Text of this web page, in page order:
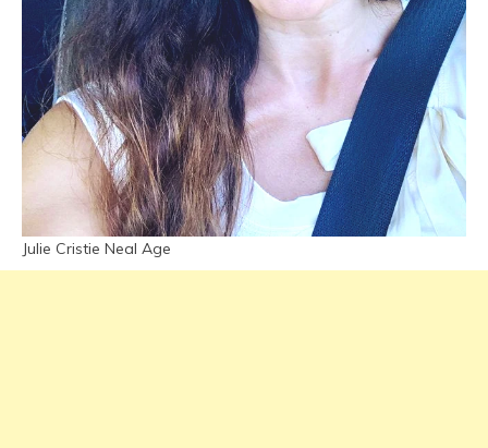
Julie Cristie Neal Age